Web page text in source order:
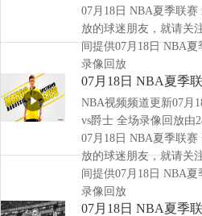
07月18日 NBA夏季联
放的球迷朋友，就请关
间提供07月18日 NBA
录像回放
07月18日 NBA夏季
录像回放
NBA视频频道更新07月
vs爵士 全场录像回放由
07月18日 NBA夏季联
放的球迷朋友，就请关
间提供07月18日 NBA
录像回放
07月18日 NBA夏季